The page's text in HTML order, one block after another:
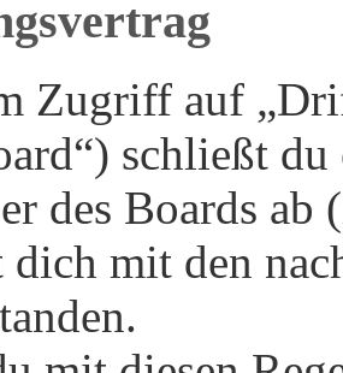
Zugriff auf
schließt
des Boards ab
dich mit den